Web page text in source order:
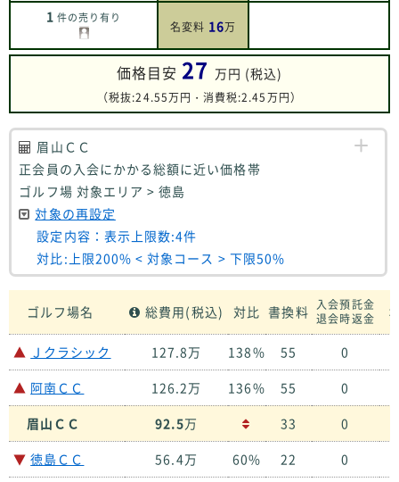
1 件の売り有り
名変料 16万
価格目安 27 万円 (税込)
（税抜:24.55万円・消費税:2.45万円）
眉山ＣＣ
正会員の入会にかかる総額に近い価格帯
ゴルフ場 対象エリア > 徳島
対象の再設定
設定内容：表示上限数:4件
対比:上限200% < 対象コース > 下限50%
ゴルフ場名 総費用(税込) 対比 書換料 入会預託金
退会時返金
▲ Ｊクラシック 127.8万 138% 55 0
▲ 阿南ＣＣ 126.2万 136% 55 0
眉山ＣＣ
92.5万 33 0
▼ 徳島ＣＣ 56.4万 60% 22 0